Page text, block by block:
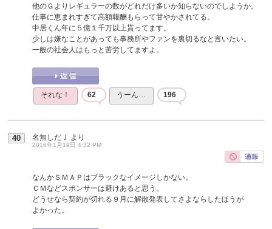
他のＧよりレギュラーの数がどれだけ多いか知らないのでしようか。
仕事に恵まれすぎて高額報酬もらって甘やかされてる。
中居くん年に５億１千万以上貰ってます。
少しは嫌なことがあっても事務所やファンを裏切るなと言いたい。
一般の社会人はもっと苦労してますよ。
それな！ 62 うーん… 196
40 名無しだＪ より
2016年1月19日 4:32 PM
なんかＳＭＡＰはブラックなイメージしかない。
ＣＭなどスポンサーは避けあると思う。
どうせなら契約が切れる９月に解散発表してさよならしたほうが
よかった。